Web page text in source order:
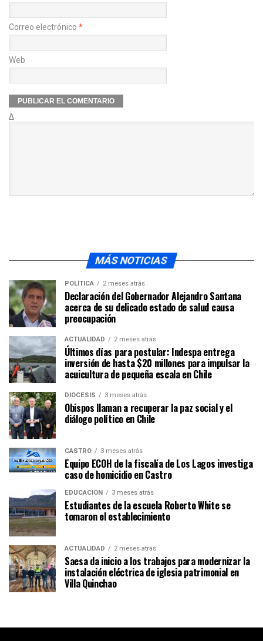
Correo electrónico *
Web
Δ
MÁS NOTICIAS
POLÍTICA 2 meses atrás
Declaración del Gobernador Alejandro Santana
acerca de su delicado estado de salud causa
preocupación
ACTUALIDAD 2 meses atrás
Últimos días para postular: Indespa entrega
inversión de hasta $20 millones para impulsar la
acuicultura de pequeña escala en Chile
DIÓCESIS 3 meses atrás
Obispos llaman a recuperar la paz social y el
diálogo político en Chile
CASTRO 3 meses atrás
Equipo ECOH de la fiscalía de Los Lagos investiga
caso de homicidio en Castro
EDUCACIÓN 3 meses atrás
Estudiantes de la escuela Roberto White se
tomaron el establecimiento
ACTUALIDAD 2 meses atrás
Saesa da inicio a los trabajos para modernizar la
instalación eléctrica de iglesia patrimonial en
Villa Quinchao